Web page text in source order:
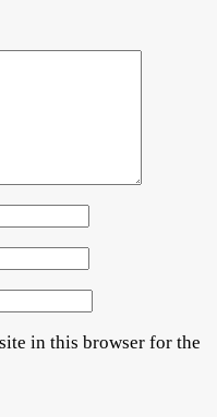
in this browser for the